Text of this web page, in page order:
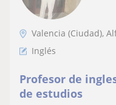
Valencia (Ciudad),
Inglés
Profesor de
de estudios